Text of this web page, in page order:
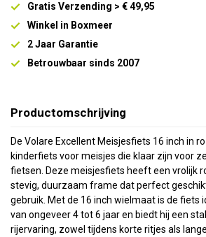
Gratis Verzending > € 49,95
Winkel in Boxmeer
2 Jaar Garantie
Betrouwbaar sinds 2007
Productomschrijving
De Volare Excellent Meisjesfiets 16 inch in
kinderfiets voor meisjes die klaar zijn voor
fietsen. Deze meisjesfiets heeft een vrolijk
stevig, duurzaam frame dat perfect
gebruik. Met de 16 inch wielmaat is de fiets
van ongeveer 4 tot 6 jaar en biedt hij een
rijervaring, zowel tijdens korte ritjes als